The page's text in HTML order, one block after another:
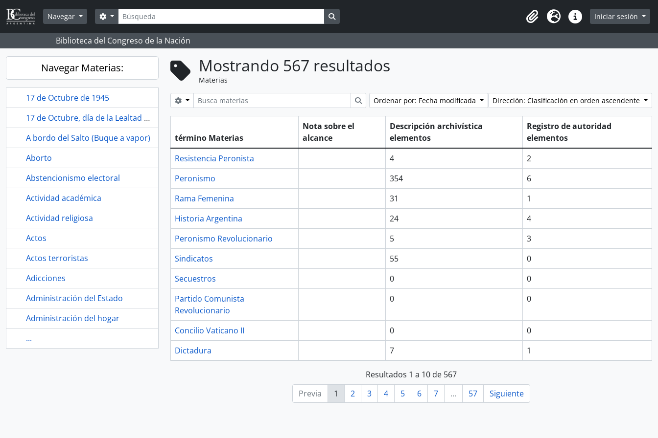
Skip to main content
Navegar
Búsqueda
Search options
Portapapeles
Idioma Enlaces rápidos
Iniciar sesión
Biblioteca del Congreso de la Nación
Navegar Materias:
17 de Octubre de 1945
17 de Octubre, día de la Lealtad Peronista
A bordo del Salto (Buque a vapor)
Aborto
Abstencionismo electoral
Actividad académica
Actividad religiosa
Actos
Actos terroristas
Adicciones
Administración del Estado
Administración del hogar
...
Mostrando 567 resultados
Materias
Search options Búsqueda
Ordenar por: Fecha modificada Dirección: Clasificación en orden ascendente
término Materias
Nota sobre el
alcance
Descripción archivística
elementos
Registro de autoridad
elementos
Resistencia Peronista
4
2
Peronismo
354
6
Rama Femenina
31
1
Historia Argentina
24
4
Peronismo Revolucionario
5
3
Sindicatos
55
0
Secuestros
0
0
Partido Comunista
Revolucionario
0 0
Concilio Vaticano II 0
0
Dictadura
7 1
Resultados 1 a 10 de 567
Previa
1 2 3 4 5 6 7 ... 57 Siguiente